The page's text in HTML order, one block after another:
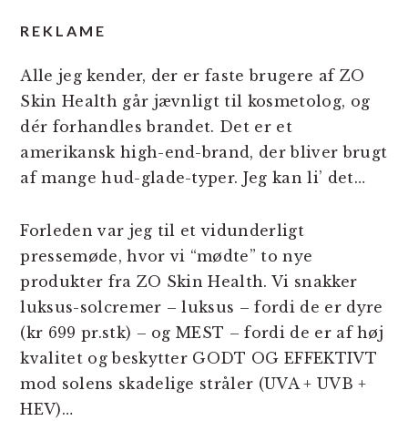
REKLAME
Alle jeg kender, der er faste brugere af ZO
Skin Health går jævnligt til kosmetolog, og
dér forhandles brandet. Det er et
amerikansk high-end-brand, der bliver brugt
af mange hud-glade-typer. Jeg kan li’ det…
Forleden var jeg til et vidunderligt
pressemøde, hvor vi “mødte” to nye
produkter fra ZO Skin Health. Vi snakker
luksus-solcremer – luksus – fordi de er dyre
(kr 699 pr.stk) – og MEST – fordi de er af høj
kvalitet og beskytter GODT OG EFFEKTIVT
mod solens skadelige stråler (UVA + UVB +
HEV)…